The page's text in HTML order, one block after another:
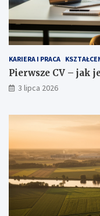
KARIERA I PRACA
Pierwsze CV – jak
3 lipca 2026